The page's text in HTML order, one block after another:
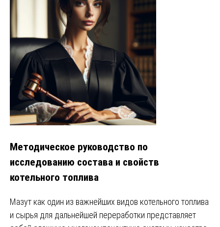
Методическое руководство по
исследованию состава и свойств
котельного топлива
Мазут как один из важнейших видов котельного топлива
и сырья для дальнейшей переработки представляет